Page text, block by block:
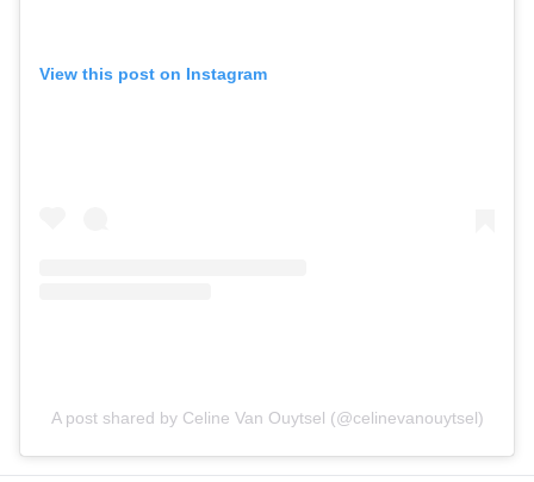
View this post on Instagram
A post shared by Celine Van Ouytsel (@celinevanouytsel)